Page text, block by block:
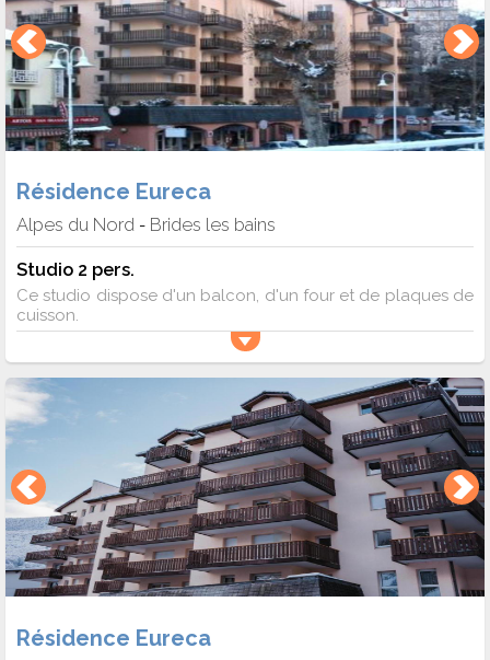
Résidence Eureca
Alpes du Nord - Brides les bains
Studio 2 pers.
Ce studio dispose d'un balcon, d'un four et de plaques de
cuisson.
Résidence Eureca